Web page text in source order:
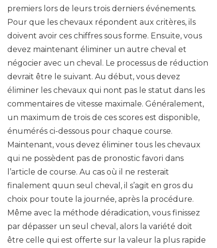
premiers lors de leurs trois derniers événements.
Pour que les chevaux répondent aux critères, ils
doivent avoir ces chiffres sous forme. Ensuite, vous
devez maintenant éliminer un autre cheval et
négocier avec un cheval. Le processus de réduction
devrait être le suivant. Au début, vous devez
éliminer les chevaux qui nont pas le statut dans les
commentaires de vitesse maximale. Généralement,
un maximum de trois de ces scores est disponible,
énumérés ci-dessous pour chaque course.
Maintenant, vous devez éliminer tous les chevaux
qui ne possèdent pas de pronostic favori dans
l’article de course. Au cas où il ne resterait
finalement quun seul cheval, il s’agit en gros du
choix pour toute la journée, après la procédure.
Même avec la méthode déradication, vous finissez
par dépasser un seul cheval, alors la variété doit
être celle qui est offerte sur la valeur la plus rapide